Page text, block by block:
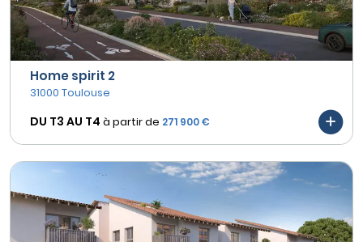
Home spirit 2
31000 Toulouse
DU T3 AU T4 à partir de 271 900 €